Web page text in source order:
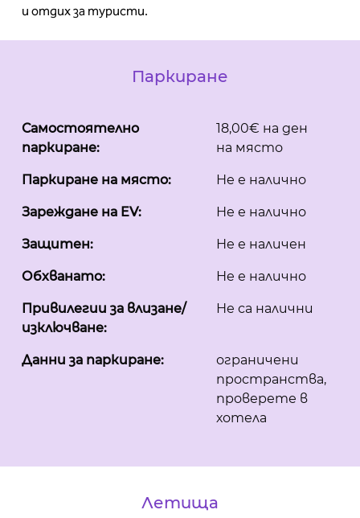
и отдих за туристи.
Паркиране
Самостоятелно
паркиране:
18,00€ на ден
на място
Паркиране на място: Не е налично
Зареждане на EV: Не е налично
Защитен: Не е наличен
Обхванато: Не е налично
Привилегии за влизане/
изключване:
Не са налични
Данни за паркиране:
ограничени
пространства,
проверете в
хотела
Летища